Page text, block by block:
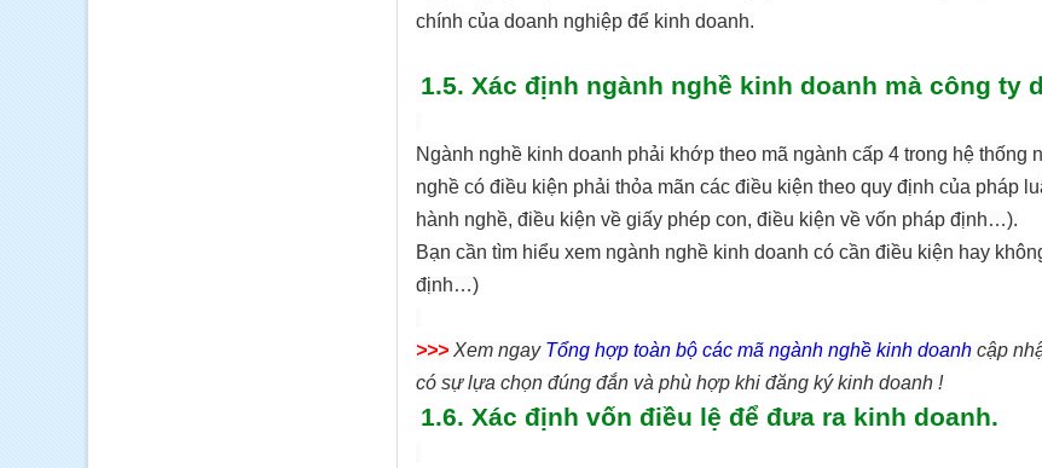
chính của doanh nghiệp để kinh doanh.
1.5. Xác định ngành nghề kinh doanh mà công ty
Ngành nghề kinh doanh phải khớp theo mã ngành cấp 4 trong hệ
nghề có điều kiện phải thỏa mãn các điều kiện theo quy định của pháp
hành nghề, điều kiện về giấy phép con, điều kiện về vốn pháp định…).
Bạn cần tìm hiểu xem ngành nghề kinh doanh có cần điều kiện hay
định…)
>>>Xem ngay Tổng hợp toàn bộ các mã ngành nghề kinh doanh cập
có sự lựa chọn đúng đắn và phù hợp khi đăng ký kinh doanh !
1.6. Xác định vốn điều lệ để đưa ra kinh doanh.